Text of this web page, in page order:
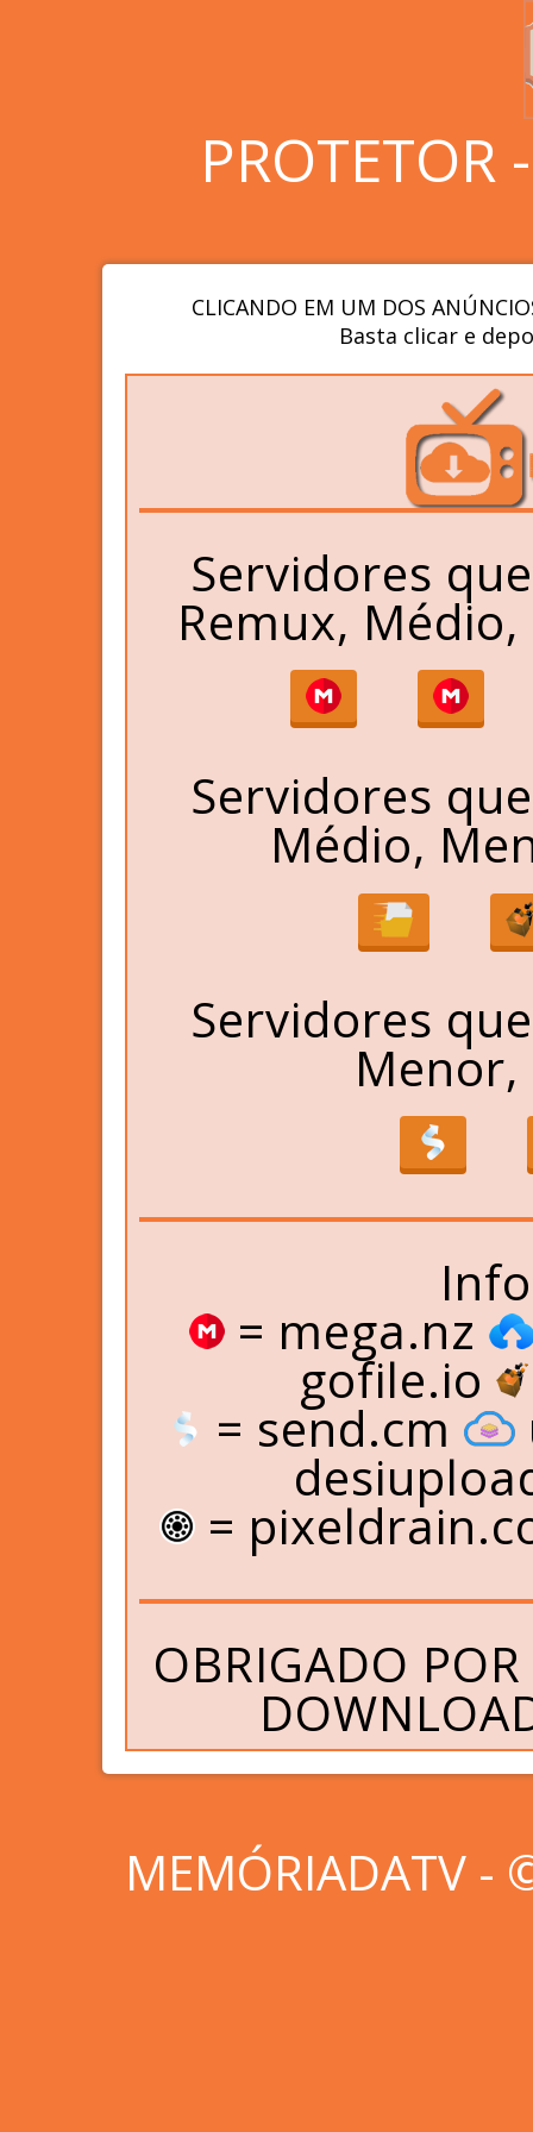
PROTETOR
CLICANDO EM UM DOS
Basta clicar e
Servidores
Remux,
Servidores
Médio,
Servidores
= mega.nz
gofile.io
= send.cm
=
OBRIGADO
MEMÓRIADATV